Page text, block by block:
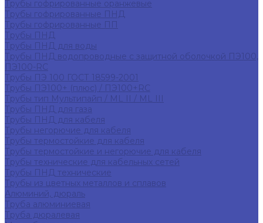
Трубы гофрированные оранжевые
Трубы гофрированные ПНД
Трубы гофрированные ПП
Трубы ПНД
Трубы ПНД для воды
Трубы ПНД водопроводные с защитной оболочкой ПЭ100,
ПЭ100-RC
Трубы ПЭ 100 ГОСТ 18599-2001
Трубы ПЭ100+ (плюс) / ПЭ100+RC
Трубы тип Мультипайп / ML II / ML III
Трубы ПНД для газа
Трубы ПНД для кабеля
Трубы негорючие для кабеля
Трубы термостойкие для кабеля
Трубы термостойкие и негорючие для кабеля
Трубы технические для кабельных сетей
Трубы ПНД технические
Трубы из цветных металлов и сплавов
Алюминий, дюраль
Труба алюминиевая
Труба дюралевая